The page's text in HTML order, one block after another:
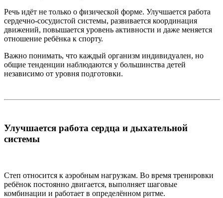
Речь идёт не только о физической форме. Улучшается работа
сердечно-сосудистой системы, развивается координация
движений, повышается уровень активности и даже меняется
отношение ребёнка к спорту.
Важно понимать, что каждый организм индивидуален, но
общие тенденции наблюдаются у большинства детей
независимо от уровня подготовки.
Улучшается работа сердца и дыхательной
системы
Степ относится к аэробным нагрузкам. Во время тренировки
ребёнок постоянно двигается, выполняет шаговые
комбинации и работает в определённом ритме.